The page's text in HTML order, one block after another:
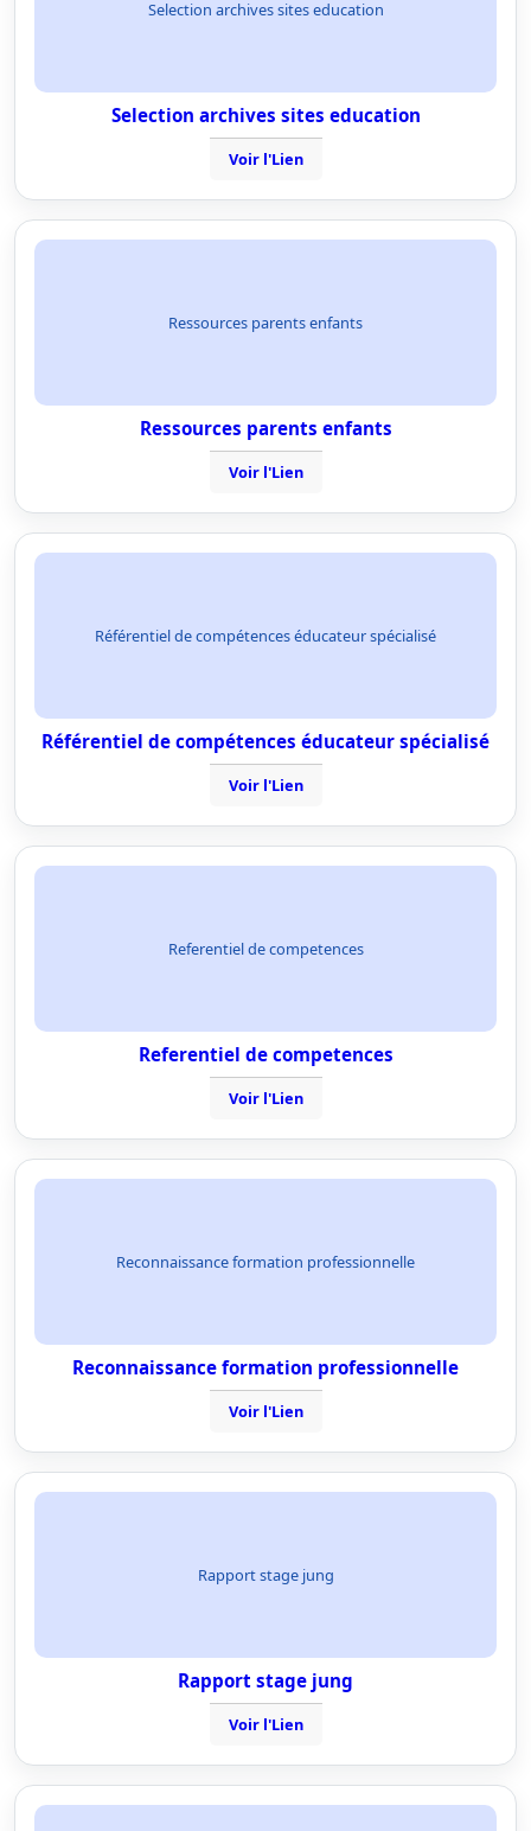
Selection archives sites education
Selection archives sites education
Voir l'Lien
Ressources parents enfants
Ressources parents enfants
Voir l'Lien
Référentiel de compétences éducateur spécialisé
Référentiel de compétences éducateur spécialisé
Voir l'Lien
Referentiel de competences
Referentiel de competences
Voir l'Lien
Reconnaissance formation professionnelle
Reconnaissance formation professionnelle
Voir l'Lien
Rapport stage jung
Rapport stage jung
Voir l'Lien